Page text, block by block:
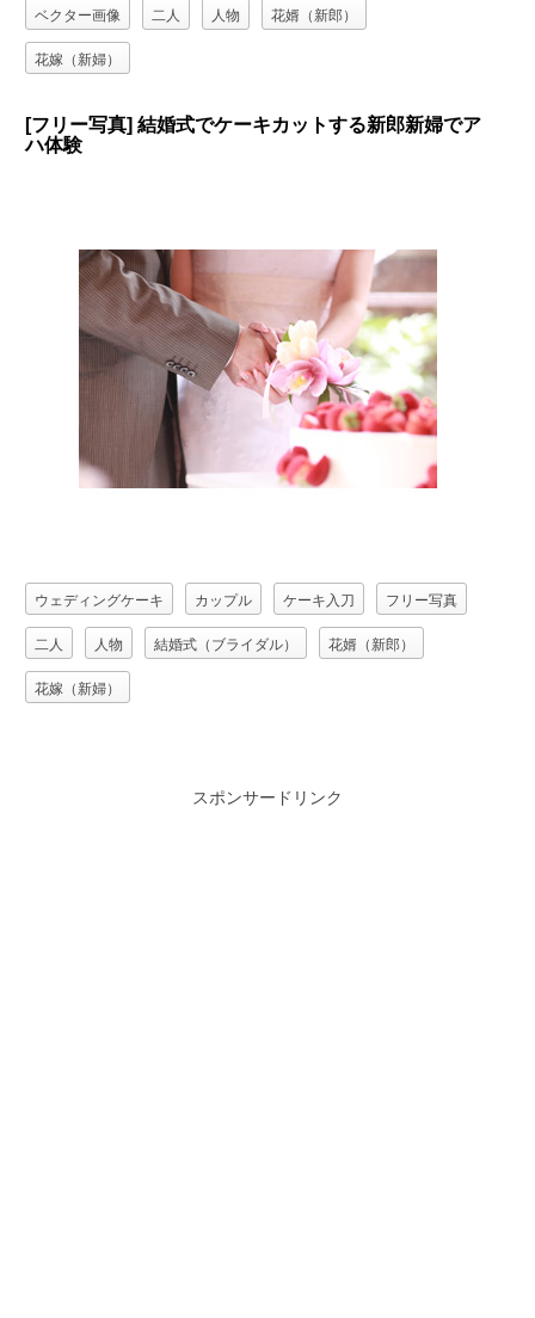
ベクター画像 二人 人物 花婿（新郎）
花嫁（新婦）
[フリー写真] 結婚式でケーキカットする新郎新婦でア
ハ体験
ウェディングケーキ カップル ケーキ入刀 フリー写真
二人 人物 結婚式（ブライダル） 花婿（新郎）
花嫁（新婦）
スポンサードリンク